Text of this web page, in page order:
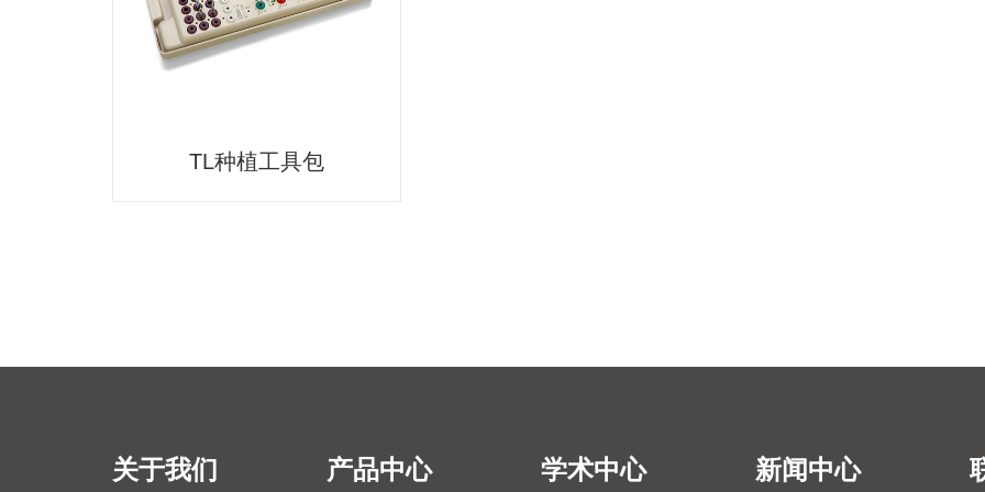
TL种植工具包
关于我们 产品中心 学术中心 新闻中心